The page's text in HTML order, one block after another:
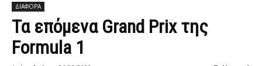
ΔΙΑΦΟΡΑ
Τα επόμενα Grand Prix της
Formula 1